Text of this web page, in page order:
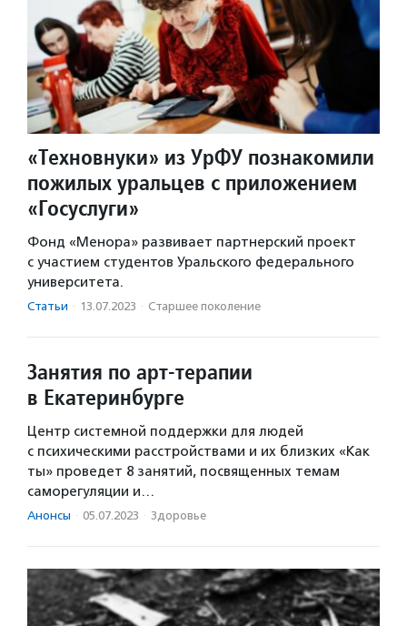
«Техновнуки» из УрФУ познакомили
пожилых уральцев с приложением
«Госуслуги»
Фонд «Менора» развивает партнерский проект
с участием студентов Уральского федерального
университета.
Статьи · 13.07.2023 · Старшее поколение
Занятия по арт-терапии
в Екатеринбурге
Центр системной поддержки для людей
с психическими расстройствами и их близких «Как
ты» проведет 8 занятий, посвященных темам
саморегуляции и…
Анонсы · 05.07.2023 · Здоровье